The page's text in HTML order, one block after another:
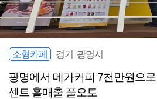
소형카페 경기 광명시
광명에서 메가커피 7천만원으
센트 홀매출 풀오토